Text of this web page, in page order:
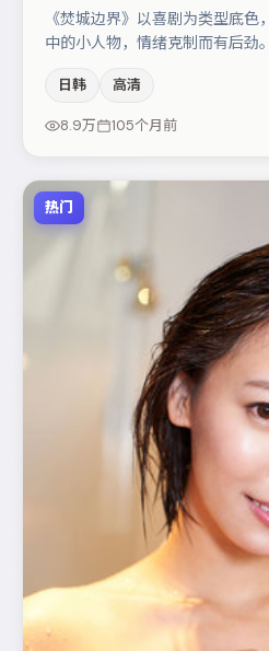
《焚城边界》以喜剧为类型底
中的小人物，情绪克制而有后劲
源的对手戏构成全片情感锚点，
推动谜题层层揭开。若你偏爱强
日韩 高清
8.9万 105个月前
热门